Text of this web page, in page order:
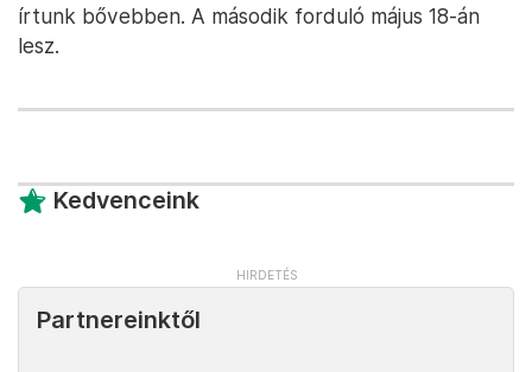
írtunk bővebben. A második forduló május 18-án
lesz.
Kedvenceink
Partnereinktől